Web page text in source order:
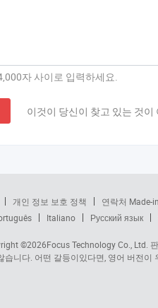
자 사이로 입력하세요.
이것이 당신이 찾고 있는 것이
개인 정보 보호 정책 연락처 Made-
Italiano Русский язык
©2026Focus Technology Co., Ltd.
니다. 어떤 갈등이있다면, 영어 버전